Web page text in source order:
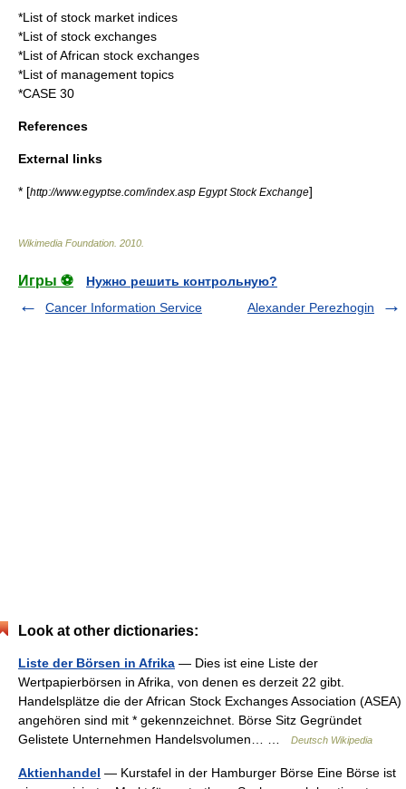
*List of stock market indices
*List of stock exchanges
*List of African stock exchanges
*List of management topics
*CASE 30
References
External links
* [http://www.egyptse.com/index.asp Egypt Stock Exchange]
Wikimedia Foundation 2010
Игры ⚽
Нужно решить контрольную?
Cancer Information Service
Alexander Perezhogin
Look at other dictionaries:
Liste der Börsen in Afrika — Dies ist eine Liste der
Wertpapierbörsen in Afrika, von denen es derzeit 22 gibt.
Handelsplätze die der African Stock Exchanges Association (ASEA)
angehören sind mit * gekennzeichnet. Börse Sitz Gegründet
Gelistete Unternehmen Handelsvolumen… …
Deutsch Wikipedia
Aktienhandel — Kurstafel in der Hamburger Börse Eine Börse ist